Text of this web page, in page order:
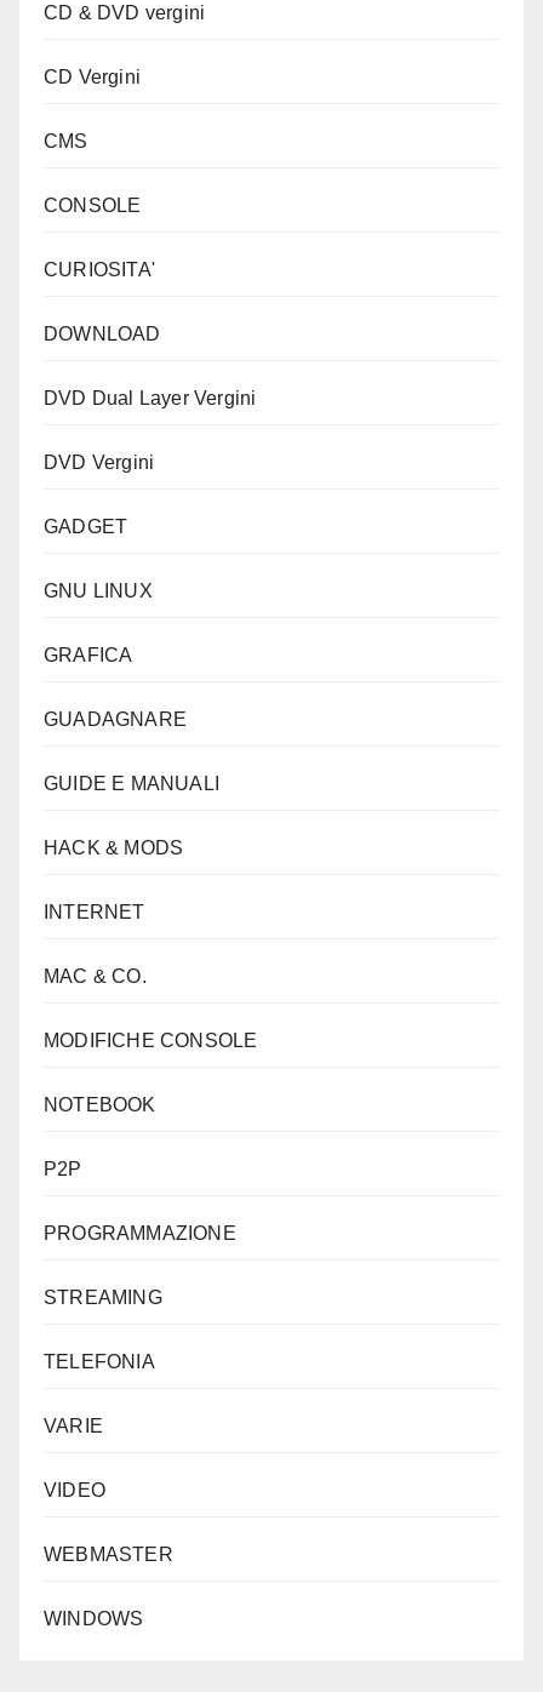
CD & DVD vergini
CD Vergini
CMS
CONSOLE
CURIOSITA'
DOWNLOAD
DVD Dual Layer Vergini
DVD Vergini
GADGET
GNU LINUX
GRAFICA
GUADAGNARE
GUIDE E MANUALI
HACK & MODS
INTERNET
MAC & CO.
MODIFICHE CONSOLE
NOTEBOOK
P2P
PROGRAMMAZIONE
STREAMING
TELEFONIA
VARIE
VIDEO
WEBMASTER
WINDOWS